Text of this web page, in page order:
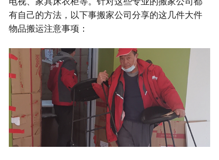
有自己的方法，以下事搬家公司分享的这几件大件
物品搬运注意事项：